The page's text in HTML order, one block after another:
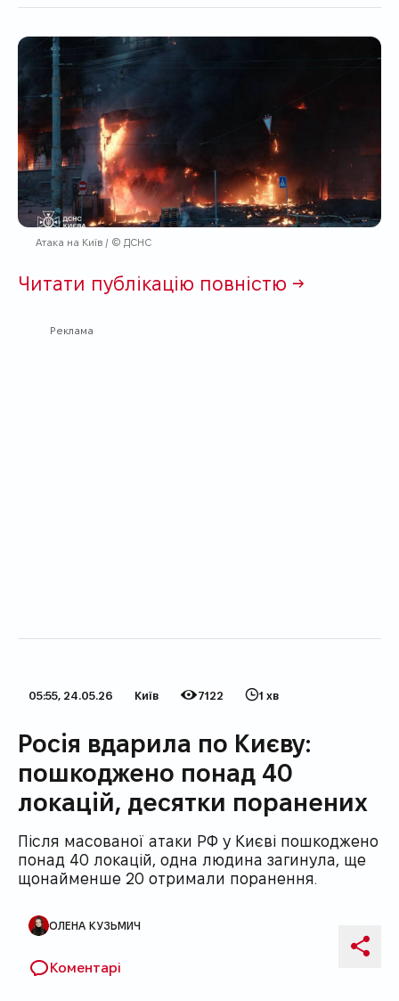
Атака на Київ / © ДСНС
Читати публікацію повністю →
Реклама
Дата публікації
05:55, 24.05.26
Категорія
Київ
Кількість переглядів
7122
Час на прочитання
1 хв
Росія вдарила по Києву:
пошкоджено понад 40
локацій, десятки поранених
Після масованої атаки РФ у Києві пошкоджено
понад 40 локацій, одна людина загинула, ще
щонайменше 20 отримали поранення.
Автор публікації
ОЛЕНА КУЗЬМИЧ
Коментарі